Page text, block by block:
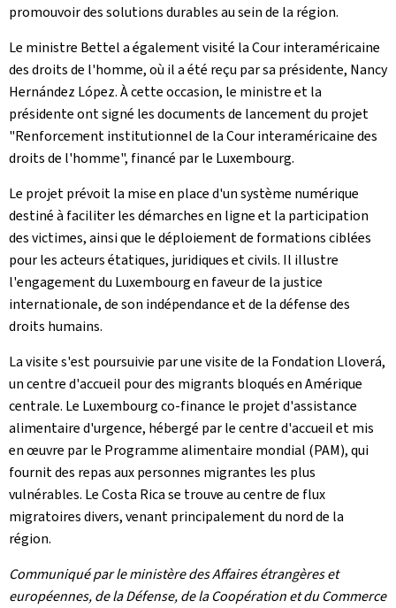
promouvoir des solutions durables au sein de la région.
Le ministre Bettel a également visité la Cour interaméricaine
des droits de l'homme, où il a été reçu par sa présidente, Nancy
Hernández López. À cette occasion, le ministre et la
présidente ont signé les documents de lancement du projet
"Renforcement institutionnel de la Cour interaméricaine des
droits de l'homme", financé par le Luxembourg.
Le projet prévoit la mise en place d'un système numérique
destiné à faciliter les démarches en ligne et la participation
des victimes, ainsi que le déploiement de formations ciblées
pour les acteurs étatiques, juridiques et civils. Il illustre
l'engagement du Luxembourg en faveur de la justice
internationale, de son indépendance et de la défense des
droits humains.
La visite s'est poursuivie par une visite de la Fondation Lloverá,
un centre d'accueil pour des migrants bloqués en Amérique
centrale. Le Luxembourg co-finance le projet d'assistance
alimentaire d'urgence, hébergé par le centre d'accueil et mis
en œuvre par le Programme alimentaire mondial (PAM), qui
fournit des repas aux personnes migrantes les plus
vulnérables. Le Costa Rica se trouve au centre de flux
migratoires divers, venant principalement du nord de la
région.
Communiqué par le ministère des Affaires étrangères et
européennes, de la Défense, de la Coopération et du Commerce